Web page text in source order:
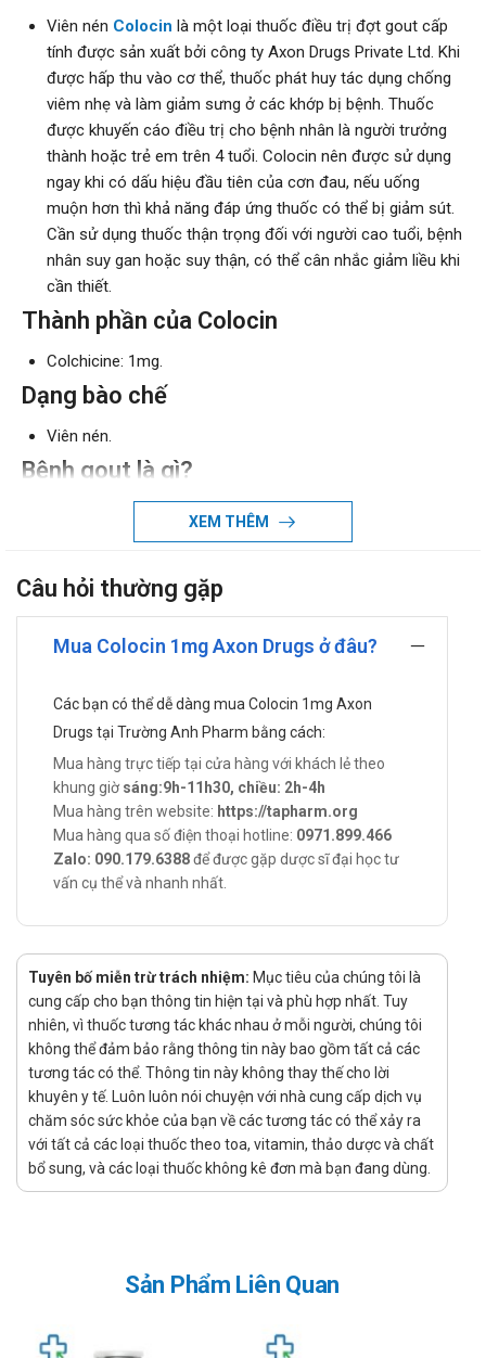
Viên nén Colocin là một loại thuốc điều trị đợt gout cấp
tính được sản xuất bởi công ty Axon Drugs Private Ltd. Khi
được hấp thu vào cơ thể, thuốc phát huy tác dụng chống
viêm nhẹ và làm giảm sưng ở các khớp bị bệnh. Thuốc
được khuyến cáo điều trị cho bệnh nhân là người trưởng
thành hoặc trẻ em trên 4 tuổi. Colocin nên được sử dụng
ngay khi có dấu hiệu đầu tiên của cơn đau, nếu uống
muộn hơn thì khả năng đáp ứng thuốc có thể bị giảm sút.
Cần sử dụng thuốc thận trọng đối với người cao tuổi, bệnh
nhân suy gan hoặc suy thận, có thể cân nhắc giảm liều khi
cần thiết.
Thành phần của Colocin
Colchicine: 1mg.
Dạng bào chế
Viên nén.
Bệnh gout là gì?
Gút là một dạng viêm khớp gây đau khớp và sưng khớp,
các vết viêm thường kéo dài trong một hoặc hai tuần, sau
như thay đổi lối sống, bệnh gút là một trong những dạng
viêm khớp dễ kiểm soát nhất.
Công dụng - Chỉ định của Colocin
Đợt cấp của bệnh gút.
Phòng tái phát viêm khớp do gút và điều trị dài ngày
bệnh gút: Colchicine cần phối hợp với alopurinol hoặc
một thuốc tăng bài tiết acid uric - niệu (probenecid,
sulfinpyrazole) để làm giảm nồng độ urat trong huyết
thanh.
Sốt Địa trung hải có tính chất gia đình (sốt chu kỳ) và
Viêm khớp trong sarcoidose, viêm khớp kèm theo nốt
u hồng ban, viêm sụn khớp cấp có calci hóa.
Cách dùng – liều dùng của Colocin
Cách dùng: Thuốc dùng đường uống.
Liều dùng:
Người lớn:
Điều trị cơn gút cấp:
Dùng liều 1 mg để bắt đầu, tiếp theo là 500
microgam sau 1 giờ.
khi các triệu chứng thuyên giảm.
chứng thuyên giảm hoặc khi đã uống hết 6 mg.
XEM THÊM
Câu hỏi thường gặp
Mua Colocin 1mg Axon Drugs ở đâu?
Các bạn có thể dễ dàng mua Colocin 1mg Axon
Drugs tại Trường Anh Pharm bằng cách:
Mua hàng trực tiếp tại cửa hàng với khách lẻ theo
khung giờsáng:9h-11h30, chiều: 2h-4h
Mua hàng trên website: https://tapharm.org
Mua hàng qua số điện thoại hotline: 0971.899.466
Zalo: 090.179.6388để được gặp dược sĩ đại học tư
vấn cụ thể và nhanh nhất.
Tuyên bố miễn trừ trách nhiệm: Mục tiêu của chúng tôi là
cung cấp cho bạn thông tin hiện tại và phù hợp nhất. Tuy
nhiên, vì thuốc tương tác khác nhau ở mỗi người, chúng tôi
không thể đảm bảo rằng thông tin này bao gồm tất cả các
tương tác có thể. Thông tin này không thay thế cho lời
khuyên y tế. Luôn luôn nói chuyện với nhà cung cấp dịch vụ
chăm sóc sức khỏe của bạn về các tương tác có thể xảy ra
với tất cả các loại thuốc theo toa, vitamin, thảo dược và chất
bổ sung, và các loại thuốc không kê đơn mà bạn đang dùng.
Sản Phẩm Liên Quan